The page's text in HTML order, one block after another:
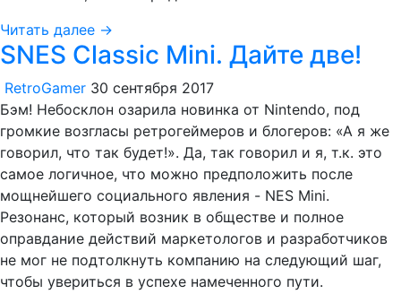
Читать далее →
SNES Classic Mini. Дайте две!
RetroGamer 30 сентября 2017
Бэм! Небосклон озарила новинка от Nintendo, под
громкие возгласы ретрогеймеров и блогеров: «А я же
говорил, что так будет!». Да, так говорил и я, т.к. это
самое логичное, что можно предположить после
мощнейшего социального явления - NES Mini.
Резонанс, который возник в обществе и полное
оправдание действий маркетологов и разработчиков
не мог не подтолкнуть компанию на следующий шаг,
чтобы увериться в успехе намеченного пути.